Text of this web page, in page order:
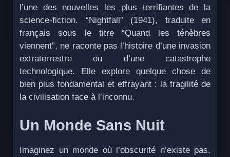
l’une des nouvelles les plus terrifiantes de la
science-fiction. “Nightfall” (1941), traduite en
français sous le titre “Quand les ténèbres
viennent”, ne raconte pas l’histoire d’une invasion
extraterrestre ou d’une catastrophe
technologique. Elle explore quelque chose de
bien plus fondamental et effrayant : la fragilité de
la civilisation face à l’inconnu.
Un Monde Sans Nuit
Imaginez un monde où l’obscurité n’existe pas.